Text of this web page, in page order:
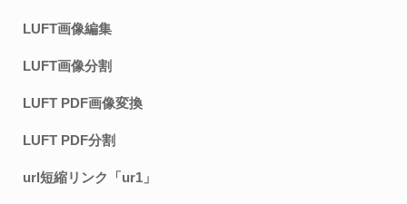
LUFT画像編集
LUFT画像分割
LUFT PDF画像変換
LUFT PDF分割
url短縮リンク「ur1」